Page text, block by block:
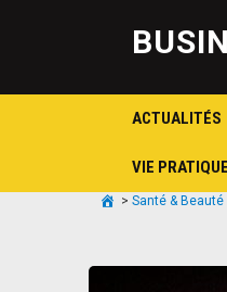
ACTUALITÉS
VIE PRATIQUE
> Santé & Beauté